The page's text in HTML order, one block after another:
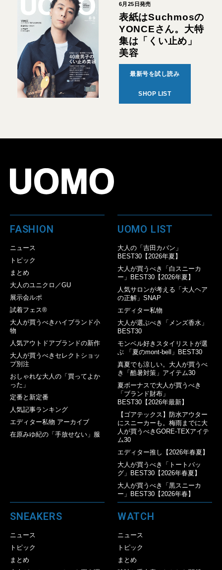
6月25日発売
表紙はSuchmosの
YONCEさん。大特
集は「くい止め」
美容
最新号を試し読み
SHOP LIST
FASHION
ニュース
トピック
まとめ
大人のユニクロ／GU
展示会ルポ
試着フェス®︎
大人が買うべきハイブランド小
物
人気アウトドアブランドの新作
大人が買うべきセレクトショッ
プ別注
おしゃれな大人の「買ってよか
った」
定番と新定番
人気記事ランキング
エディター私物 アーカイブ
在原みゆ紀の「手放せない」服
UOMO LIST
大人の「吉田カバン」
BEST30【2026年夏】
大人が買うべき「白スニーカ
ー」BEST30【2026年夏】
人気サロンが考える「大人ヘア
の正解」SNAP
エディター私物
大人が選ぶべき「メンズ香水」
BEST30
モンベル好きスタイリストが選
ぶ 「夏のmont-bell」BEST30
真夏でも涼しい。大人が買うべ
き「酷暑対策」アイテム30
夏ボーナスで大人が買うべき
「ブランド財布」
BEST30【2026年最新】
【ゴアテックス】防水アウター
にスニーカーも。梅雨までに大
人が買うべきGORE-TEXアイテ
ム30
エディター推し【2026年春夏】
大人が買うべき「トートバッ
グ」BEST30【2026年春夏】
大人が買うべき「黒スニーカ
ー」BEST30【2026年春】
SNEAKERS
ニュース
トピック
まとめ
WATCH
ニュース
トピック
まとめ